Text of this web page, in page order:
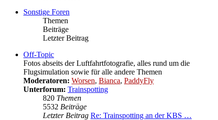
Sonstige Foren
Themen
Beiträge
Letzter Beitrag
Off-Topic
Fotos abseits der Luftfahrtfotografie, alles rund um die
Flugsimulation sowie für alle andere Themen
Moderatoren: Worsen, Bianca, PaddyFly
Unterforum: Trainspotting
820 Themen
5532 Beiträge
Letzter Beitrag Re: Trainspotting an der KBS …